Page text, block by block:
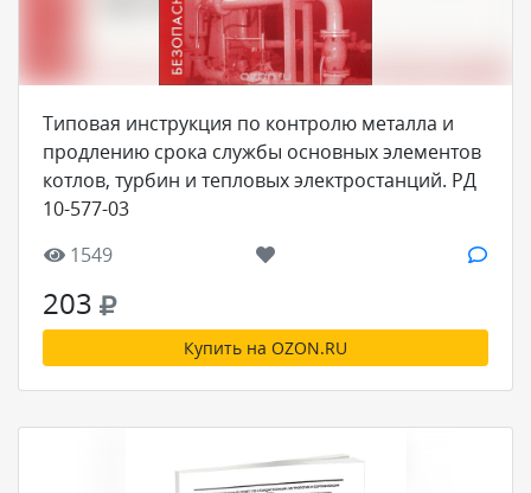
Типовая инструкция по контролю металла и
продлению срока службы основных элементов
котлов, турбин и тепловых электростанций. РД
10-577-03
1549
203
Купить на OZON.RU